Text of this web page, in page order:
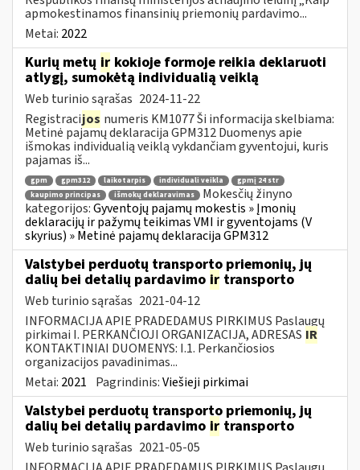
apmokestinamos finansinių priemonių pardavimo...
Metai: 2022
Kurių metų ir kokioje formoje reikia deklaruoti
atlygį, sumokėtą individualią veiklą
Web turinio sąrašas 2024-11-22
Registracijos numeris KM1077 Ši informacija skelbiama:
Metinė pajamų deklaracija GPM312 Duomenys apie
išmokas individualią veiklą vykdančiam gyventojui, kuris
pajamas iš...
gpm gpm312 laikotarpis individuali veikla
gpmį 24 str
kaupimo principas
išmokų deklaravimas
Mokesčių žinyno
kategorijos:Gyventojų pajamų mokestis » Įmonių
deklaracijų ir pažymų teikimas VMI ir gyventojams (V
skyrius) » Metinė pajamų deklaracija GPM312
Valstybei perduotų transporto priemonių, jų
dalių bei detalių pardavimo ir transporto
Web turinio sąrašas 2021-04-12
INFORMACIJA APIE PRADEDAMUS PIRKIMUS Paslaugų
pirkimai I. PERKANČIOJI ORGANIZACIJA, ADRESAS IR
KONTAKTINIAI DUOMENYS: I.1. Perkančiosios
organizacijos pavadinimas...
Metai: 2021 Pagrindinis:Viešieji pirkimai
Valstybei perduotų transporto priemonių, jų
dalių bei detalių pardavimo ir transporto
Web turinio sąrašas 2021-05-05